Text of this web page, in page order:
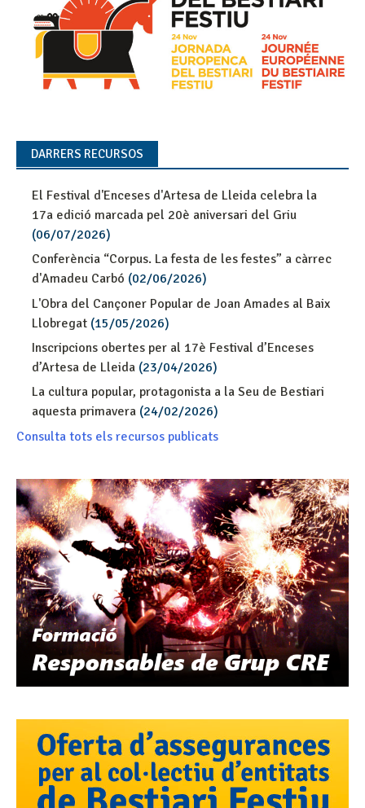
DARRERS RECURSOS
El Festival d'Enceses d'Artesa de Lleida celebra la
17a edició marcada pel 20è aniversari del Griu
(06/07/2026)
Conferència “Corpus. La festa de les festes” a càrrec
d'Amadeu Carbó (02/06/2026)
L'Obra del Cançoner Popular de Joan Amades al Baix
Llobregat (15/05/2026)
Inscripcions obertes per al 17è Festival d’Enceses
d’Artesa de Lleida (23/04/2026)
La cultura popular, protagonista a la Seu de Bestiari
aquesta primavera (24/02/2026)
Consulta tots els recursos publicats